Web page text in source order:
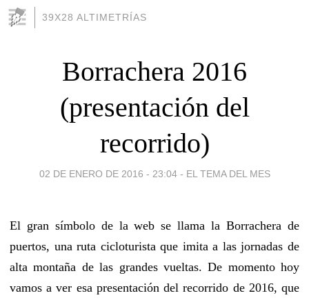
39X28 ALTIMETRÍAS
Borrachera 2016
(presentación del
recorrido)
02 DE ENERO DE 2016 - 23:04 - EL TEMA DEL MES
El gran símbolo de la web se llama la Borrachera de
puertos, una ruta cicloturista que imita a las jornadas de
alta montaña de las grandes vueltas. De momento hoy
vamos a ver esa presentación del recorrido de 2016, que